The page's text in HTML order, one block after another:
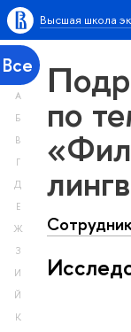
Высшая школа
Все
А
Б
В
Г
Д
Е
Ж
З
И
Й
К
по